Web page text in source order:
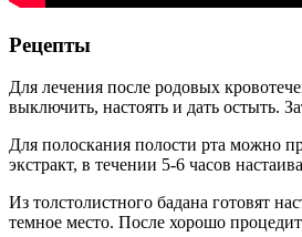
Рецепты
Для лечения после родовых
выключить, настоять и дать остыть.
Для полоскания полости рта можно
экстракт, в течении 5-6 часов
Из толстолистного бадана готовят
темное место. После хорошо